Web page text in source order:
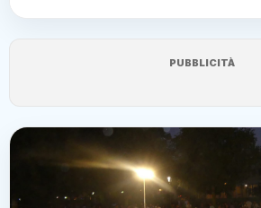
PUBBLICITÀ